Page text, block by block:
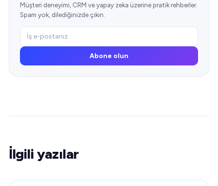
Müşteri deneyimi, CRM ve yapay zeka üzerine pratik rehberler.
Spam yok, dilediğinizde çıkın.
Abone olun
İlgili yazılar